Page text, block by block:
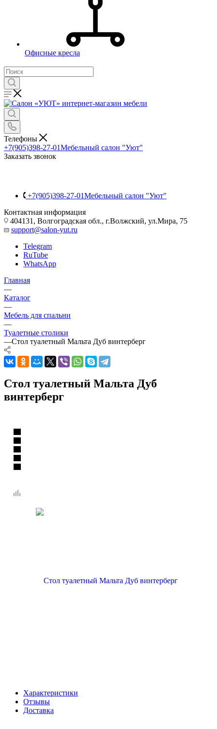
Офисные кресла
Телефоны
+7(905)398-27-01Мебельный салон "Уют"
Заказать звонок
+7(905)398-27-01Мебельный салон "Уют"
Контактная информация
404131, Волгоградская обл., г.Волжский, ул.Мира, 75
support@salon-yut.ru
Telegram
RuTube
WhatsApp
Главная
—
Каталог
—
Мебель для спальни
—
Туалетные столики
—Стол туалетный Мальта Дуб винтерберг
Стол туалетный Мальта Дуб
винтерберг
Характеристики
Отзывы
Доставка